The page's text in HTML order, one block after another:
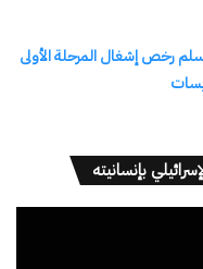
رخص إشغال المرحلة الأولى
بإنسانيته